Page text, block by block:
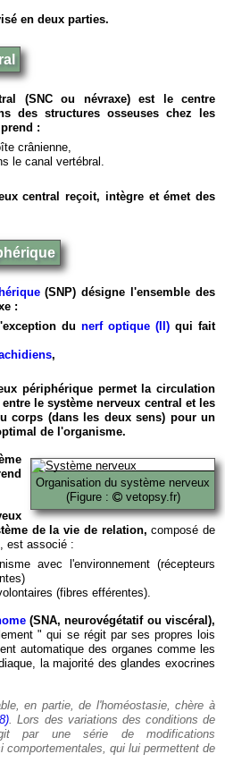
en deux parties.
(SNC ou névraxe) est le centre
des structures osseuses chez les
:
crânienne,
le canal vertébral.
central reçoit, intègre et émet des
(SNP) désigne l'ensemble des
:
du nerf optique (II) qui fait
,
périphérique permet la circulation
le système nerveux central et les
corps (dans les deux sens) pour un
de l'organisme.
Organisation du système nerveux
(Figure :
vetopsy.fr)
de la vie de relation, composé de
est associé :
avec l'environnement (récepteurs
(fibres efférentes).
(SNA, neurovégétatif ou viscéral),
" qui se régit par ses propres lois
automatique des organes comme les
la majorité des glandes exocrines
en partie, de l'homéostasie, chère à
. Lors des variations des conditions de
par une série de modifications
comportementales, qui lui permettent de